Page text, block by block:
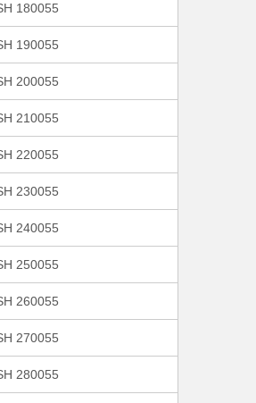
180055
190055
200055
210055
220055
230055
240055
250055
260055
270055
280055